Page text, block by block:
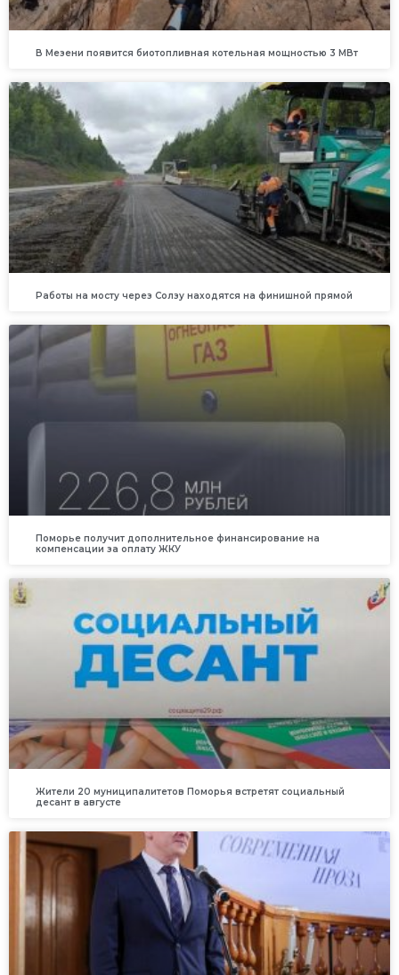
В Мезени появится биотопливная котельная мощностью 3 МВт
Работы на мосту через Солзу находятся на финишной прямой
Поморье получит дополнительное финансирование на
компенсации за оплату ЖКУ
Жители 20 муниципалитетов Поморья встретят социальный
десант в августе